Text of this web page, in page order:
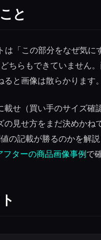
と
「この部分をなぜ気に
らもできていません
と画像は散らかります。
せ（買い手のサイズ確
見せ方をまだ決めかね
の記載が勝るのかを解
フターの商品画像事例 で